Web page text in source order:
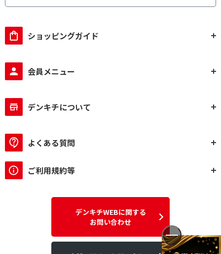
ショッピングガイド
会員メニュー
デンキチについて
よくある質問
ご利用規約等
デンキチWEBに関する
お問い合わせ